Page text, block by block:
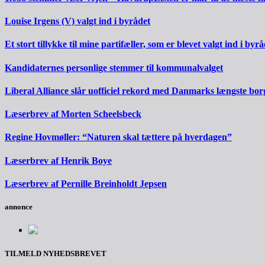
Louise Irgens (V) valgt ind i byrådet
Et stort tillykke til mine partifæller, som er blevet valgt ind i
Kandidaternes personlige stemmer til kommunalvalget
Liberal Alliance slår uofficiel rekord med Danmarks længste
Læserbrev af Morten Scheelsbeck
Regine Hovmøller: “Naturen skal tættere på hverdagen”
Læserbrev af Henrik Boye
Læserbrev af Pernille Breinholdt Jepsen
annonce
TILMELD NYHEDSBREVET